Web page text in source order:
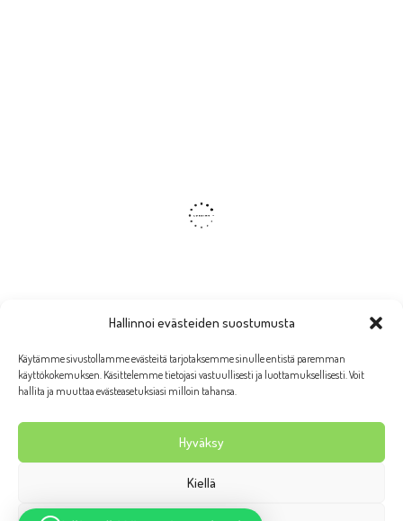
Hallinnoi evästeiden suostumusta
Käytämme sivustollamme evästeitä tarjotaksemme sinulle entistä paremman
käyttökokemuksen. Käsittelemme tietojasi vastuullisesti ja luottamuksellisesti. Voit
hallita ja muuttaa evästeasetuksiasi milloin tahansa.
Hyväksy
Kiellä
Wanhan Rauman putiikki Taruliina 2026 | Ulkoasu: